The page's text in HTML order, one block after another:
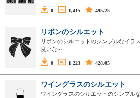
0 1,415 495.25
リボンのシルエット
リボンのシルエットのシンプルなイラ
良いな～…
0 1,223 428.05
ワイングラスのシルエット
ワイングラスのシルエットのシンプル